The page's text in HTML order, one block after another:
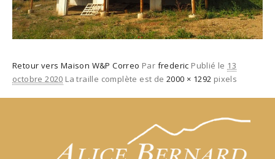
Retour vers Maison W&P Correo Par frederic Publié le 13
octobre 2020 La traille complète est de2000 × 1292 pixels